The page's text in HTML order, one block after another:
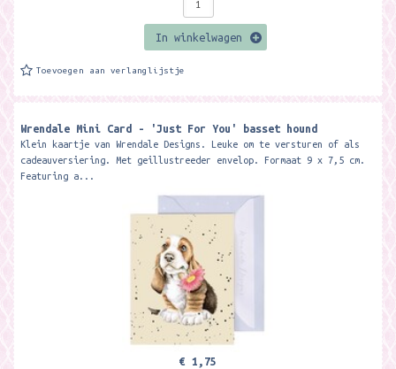
In winkelwagen
Toevoegen aan verlanglijstje
Wrendale Mini Card - 'Just For You' basset hound
Klein kaartje van Wrendale Designs. Leuke om te versturen of als
cadeauversiering. Met geillustreeder envelop. Formaat 9 x 7,5 cm.
Featuring a...
€ 1,75